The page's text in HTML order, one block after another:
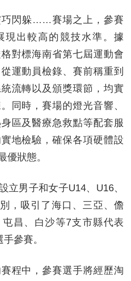
閃躲……賽場之上，參賽
現出較高的競技水準。據
對標海南省第七屆運動會
運動員檢錄、賽前稱重到
流轉以及頒獎環節，均實
同時，賽場的燈光音響、
區及醫療急救點等配套服
地檢驗，確保各項硬體設
優狀態。
男子和女子U14、U16、
，吸引了海口、三亞、儋
昌、白沙等7支市縣代表
參賽。
中，參賽選手將經歷淘